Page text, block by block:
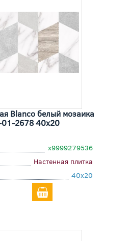
Blanco белый мозаика
2678 40x20
х9999279536
Настенная плитка
40x20